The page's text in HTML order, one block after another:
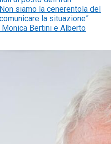
siamo la cenerentola del
la situazione”
Monica Bertini e Alberto